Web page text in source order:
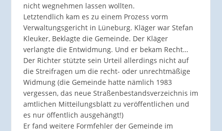
nicht wegnehmen lassen wollten.
Letztendlich kam es zu einem Prozess vorm
Verwaltungsgericht in Lüneburg. Kläger war Stefan
Kleuker, Beklagte die Gemeinde. Der Kläger
verlangte die Entwidmung. Und er bekam Recht…
Der Richter stützte sein Urteil allerdings nicht auf
die Streifragen um die recht- oder unrechtmäßige
Widmung (die Gemeinde hatte nämlich 1983
vergessen, das neue Straßenbestandsverzeichnis im
amtlichen Mitteilungsblatt zu veröffentlichen und
es nur öffentlich ausgehängt!)
Er fand weitere Formfehler der Gemeinde im